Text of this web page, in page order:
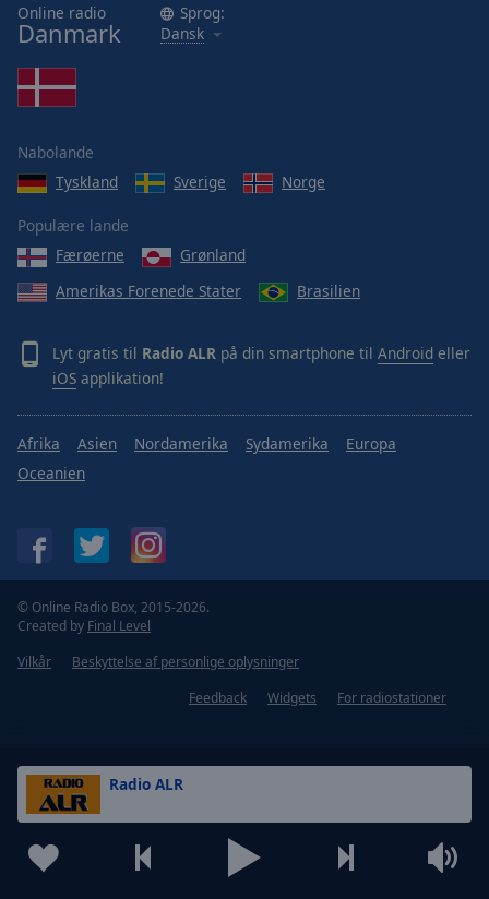
Radio ALR
Online radio
Danmark
Sprog:
Dansk
Nabolande
Tyskland
Sverige Norge
Populære lande
Færøerne
Grønland
Amerikas Forenede Stater
Brasilien
Lyt gratis til Radio ALR på din smartphone til Android eller
iOS applikation!
Afrika Asien Nordamerika Sydamerika
Europa
Oceanien
© Online Radio Box, 2015-2026.
Created by Final Level
Vilkår
Beskyttelse af personlige oplysninger
Feedback
Widgets For radiostationer